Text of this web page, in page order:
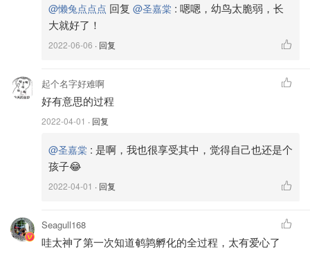
为了养好这两只小家伙，我特意去Petsmart 买了一个带轮
子养荷兰猪或者龙猫的那种大笼子，又买了一大包草棍儿
（后来家里鹌鹑多了就换成了木屑）和专门给小鸡或者小鹌
鹑吃的饲料，这个真的特别便宜，几块钱一磅，然后饲料盒
和水盒用养鸡那种就可以！
下蛋啦！当时非常之兴奋！从此以后，早起第一件事就是去
看看鹌鹑有没有下蛋，晚上放学也要看一看，捡蛋就此成了
@懒兔点点点 回复 @圣嘉棠 : 嗯嗯，幼鸟太脆弱，长
大就好了！
2022-06-06 · 回复
起个名字好难啊
好有意思的过程
2022-04-01 · 回复
@圣嘉棠 : 是啊，我也很享受其中，觉得自己也还是个
孩子😂
2022-04-01 · 回复
Seagull168
哇太神了第一次知道鹌鹑孵化的全过程，太有爱心了